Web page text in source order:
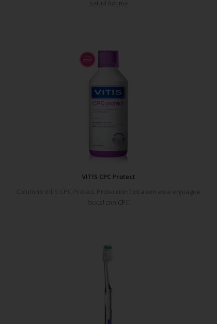
salud òptima
VITIS CPC Protect
Colutorio VITIS CPC Protect. Protección Extra con este enjuague
bucal con CPC